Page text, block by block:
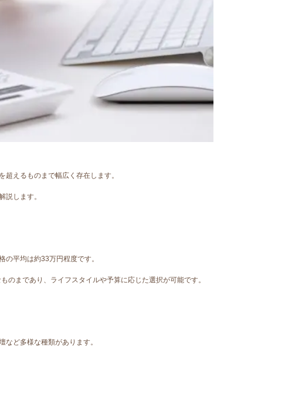
えるものまで幅広く存在します。
説します。
平均は約33万円程度です。
まであり、ライフスタイルや予算に応じた選択が可能です。
ど多様な種類があります。